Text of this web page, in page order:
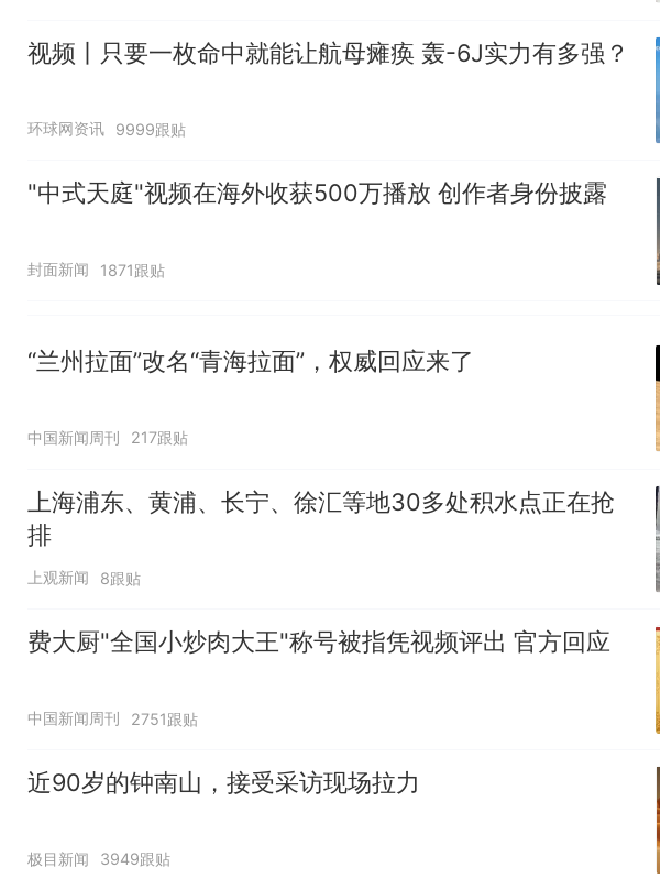
视频丨只要一枚命中就能让航母瘫痪 轰-6J实力有多强？
环球网资讯 9999跟贴
"中式天庭"视频在海外收获500万播放 创作者身份披露
封面新闻 1871跟贴
“兰州拉面”改名“青海拉面”，权威回应来了
中国新闻周刊 217跟贴
上海浦东、黄浦、长宁、徐汇等地30多处积水点正在抢
排
上观新闻 8跟贴
费大厨"全国小炒肉大王"称号被指凭视频评出 官方回应
中国新闻周刊 2751跟贴
近90岁的钟南山，接受采访现场拉力
极目新闻 3949跟贴